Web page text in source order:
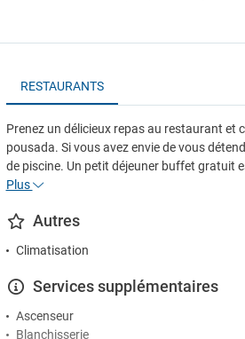
RESTAURANTS
Prenez un délicieux repas au restaurant
pousada. Si vous avez envie de vous
de piscine. Un petit déjeuner buffet gratuit
Plus
Autres
Climatisation
Services supplémentaires
Ascenseur
Blanchisserie